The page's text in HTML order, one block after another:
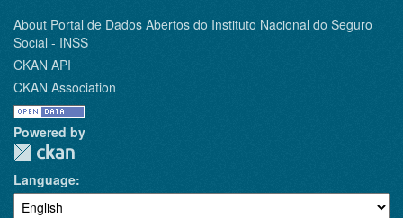
About Portal de Dados Abertos do Instituto Nacional do Seguro
Social - INSS
CKAN API
CKAN Association
Powered by
Language